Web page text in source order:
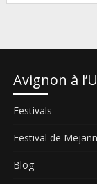
Avignon à
Festivals
Festival de
Blog